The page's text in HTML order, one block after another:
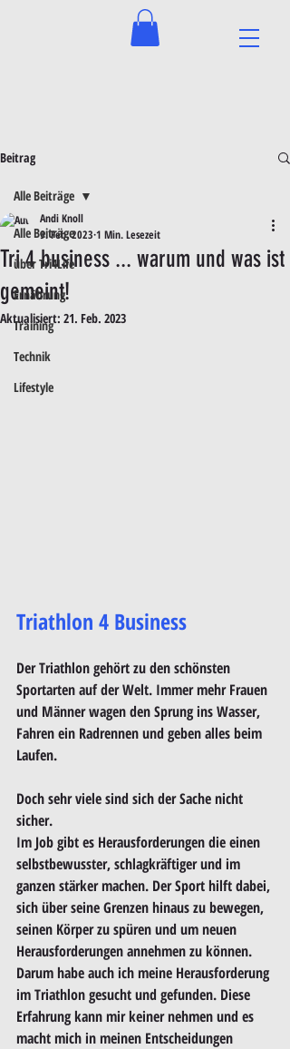
Beitrag
Alle Beiträge
über Tri4Life
Ernährung
Training
Technik
Lifestyle
Alle Beiträge
Tri 4 business ... warum und was ist
gemeint!
Andi Knoll
9. Feb. 2023 1 Min. Lesezeit
Aktualisiert: 21. Feb. 2023
Triathlon 4 Business
Der Triathlon gehört zu den schönsten
Sportarten auf der Welt. Immer mehr Frauen
und Männer wagen den Sprung ins Wasser,
Fahren ein Radrennen und geben alles beim
Laufen.
Doch sehr viele sind sich der Sache nicht
sicher.
Im Job gibt es Herausforderungen die einen
selbstbewusster, schlagkräftiger und im
ganzen stärker machen. Der Sport hilft dabei,
sich über seine Grenzen hinaus zu bewegen,
seinen Körper zu spüren und um neuen
Herausforderungen annehmen zu können.
Darum habe auch ich meine Herausforderung
im Triathlon gesucht und gefunden. Diese
Erfahrung kann mir keiner nehmen und es
macht mich in meinen Entscheidungen